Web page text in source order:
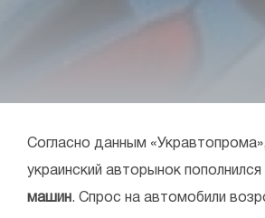
Согласно данным
украинский авторынок пополнился
машин . Спрос на автомобили